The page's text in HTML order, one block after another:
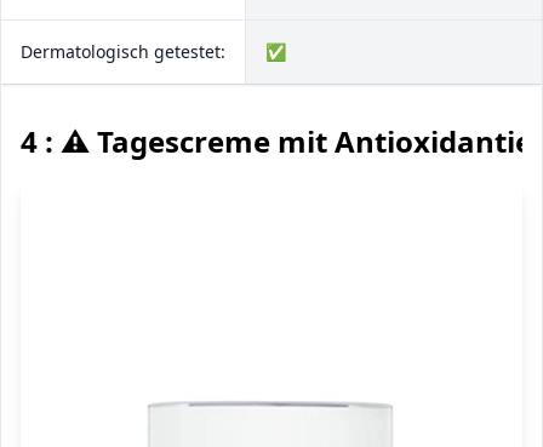
Dermatologisch getestet: ✅
4 : ⚠️ Tagescreme mit